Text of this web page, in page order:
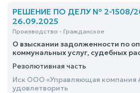
РЕШЕНИЕ ПО ДЕЛУ № 2-1508/
26.09.2025
Производство - Гражданское
О взыскании задолженности по
коммунальных услуг, судебных
Резолютивная часть
Иск ООО «Управляющая компания
удовлетворить